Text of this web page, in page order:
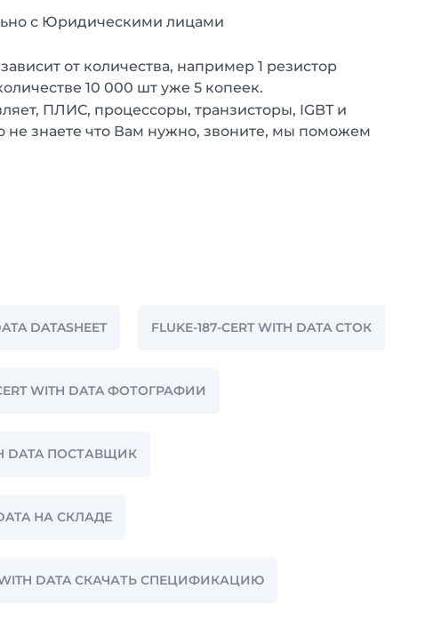
с Юридическими лицами
от количества, например 1 резистор
10 000 шт уже 5 копеек.
ПЛИС, процессоры, транзисторы, IGBT и
знаете что Вам нужно, звоните, мы поможем
DATASHEET FLUKE-187-CERT WITH DATA СТОК
WITH DATA ФОТОГРАФИИ
DATA ПОСТАВЩИК
DATA НА СКЛАДЕ
WITH DATA СКАЧАТЬ СПЕЦИФИКАЦИЮ